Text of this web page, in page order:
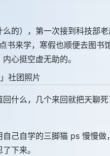
的），第一次接到科技
来学，寒假也顺便去图
心挺空虚无助的。
什么，几个来回就把天聊
己自学的三脚猫 ps 慢慢
下来。